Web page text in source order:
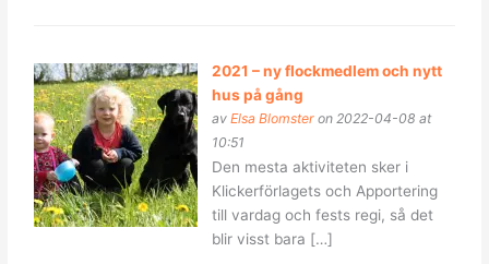
2021 – ny flockmedlem och nytt
hus på gång
avElsa Blomster on 2022-04-08 at
10:51
Den mesta aktiviteten sker i
Klickerförlagets och Apportering
till vardag och fests regi, så det
blir visst bara […]